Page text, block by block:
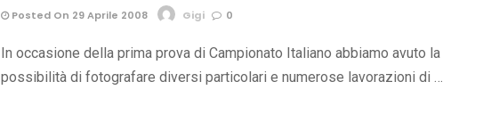
Posted On 29 Aprile 2008 Gigi 0
In occasione della prima prova di Campionato Italiano abbiamo avuto la
possibilità di fotografare diversi particolari e numerose lavorazioni di …